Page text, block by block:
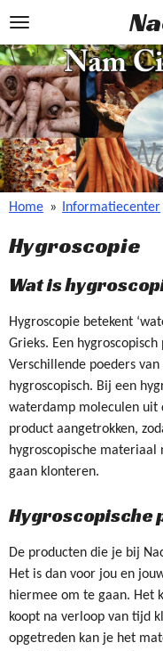
Ga
naar
de
hoofdinhoud
Home » Informatiecenter
Hygroscopie
Wat is
Hygroscopie betekent
Grieks. Een
Verschillende poeders
hygroscopisch. Bij een
waterdamp moleculen uit
product aangetrokken,
hygroscopische materiaal
gaan klonteren.
Hygroscopische
De producten die je bij
Het is dan voor jou en
hiermee om te gaan. Het
koopt na verloop van tijd
opgetreden kan je het